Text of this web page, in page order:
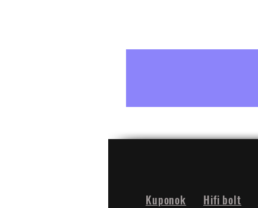
Hifi bolt
Kuponok